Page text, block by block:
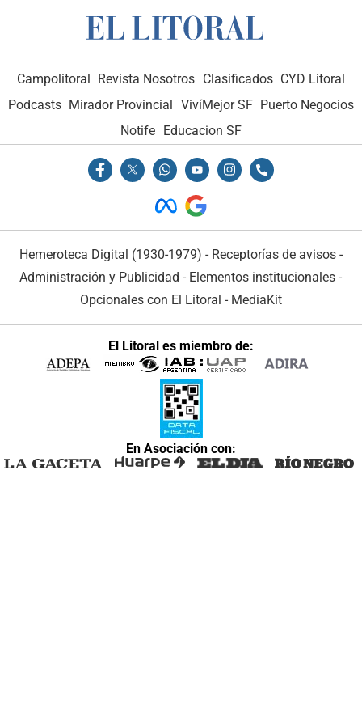
Campolitoral Revista Nosotros Clasificados CYD Litoral
Podcasts Mirador Provincial VivíMejor SF Puerto Negocios
Notife Educacion SF
Hemeroteca Digital (1930-1979) - Receptorías de avisos -
Administración y Publicidad - Elementos institucionales -
Opcionales con El Litoral - MediaKit
El Litoral es miembro de:
En Asociación con: